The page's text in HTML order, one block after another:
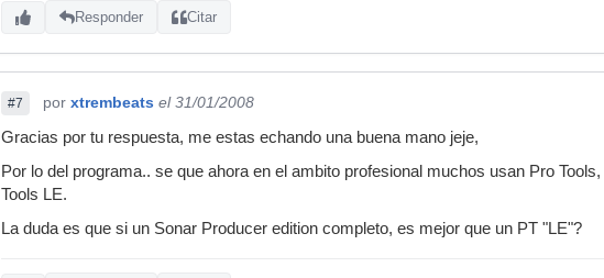
Responder Citar
#7 por xtrembeats el 31/01/2008
Gracias por tu respuesta, me estas echando una buena mano jeje,
Por lo del programa.. se que ahora en el ambito profesional muchos usan Pro
Tools LE.
La duda es que si un Sonar Producer edition completo, es mejor que un PT "LE"?